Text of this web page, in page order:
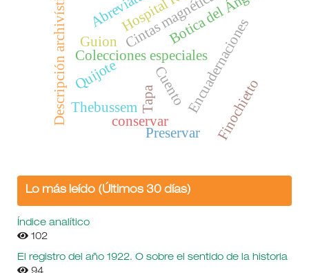
Colecciones especialesEncuadernaciones
Tapa
Quijote
Descripción archivística Cintas magnéticas
Guion
Cuento
Botica del Ángel
Thebussem Finochietto
conservar
Preservar
Lo más leído (Últimos 30 días)
Índice analítico
102
El registro del año 1922. O sobre el sentido de la historia